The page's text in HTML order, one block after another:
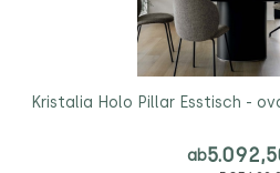
Kristalia Holo Pillar Esstisch -
ab